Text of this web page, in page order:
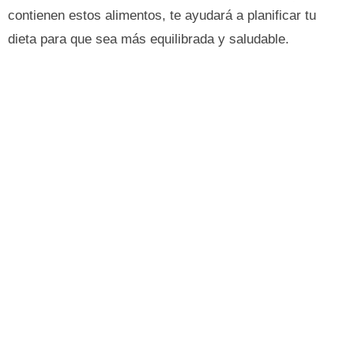
contienen estos alimentos, te ayudará a planificar tu
dieta para que sea más equilibrada y saludable.